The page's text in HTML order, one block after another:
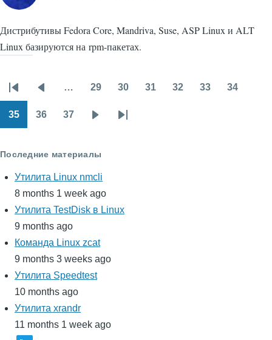
Дистрибутивы Fedora Core, Mandriva, Suse, ASP Linux и ALT
Linux базируются на rpm-пакетах.
Нумерация
страниц
Первая
страница
Предыдущая
страница
… 29 30 31 32 33 34
35 36 37
СледующаяПоследняя
Последние материалы
Утилита Linux nmcli
8 months 1 week ago
Утилита TestDisk в Linux
9 months ago
Команда Linux zcat
9 months 3 weeks ago
Утилита Speedtest
10 months ago
Утилита xrandr
11 months 1 week ago